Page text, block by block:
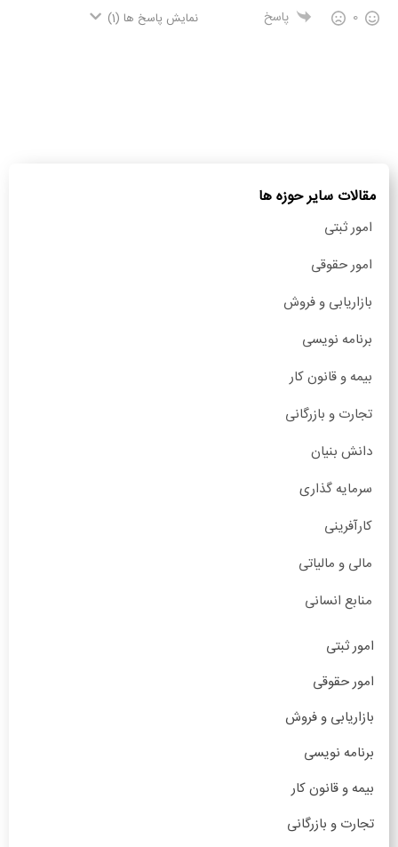
0 پاسخ نمایش پاسخ ها (1)
مقالات سایر حوزه ها
امور ثبتی
امور حقوقی
بازاریابی و فروش
برنامه نویسی
بیمه و قانون کار
تجارت و بازرگانی
دانش بنیان
سرمایه گذاری
کارآفرینی
مالی و مالیاتی
منابع انسانی
امور ثبتی
امور حقوقی
بازاریابی و فروش
برنامه نویسی
بیمه و قانون کار
تجارت و بازرگانی